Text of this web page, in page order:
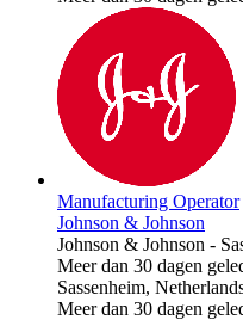
Manufacturing Operator
Johnson & Johnson
Johnson & Johnson -
Meer dan 30 dagen
Sassenheim,
Meer dan 30 dagen